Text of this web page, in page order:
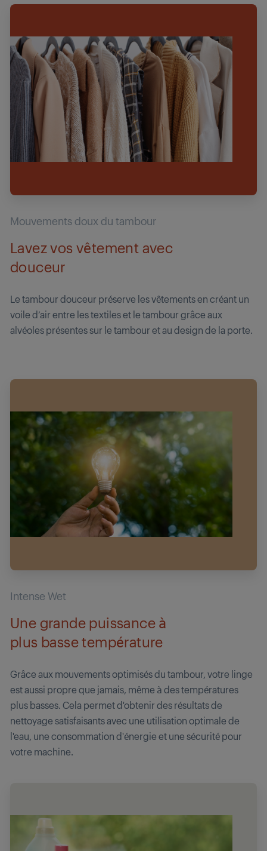
Mouvements doux du tambour
Lavez vos vêtement avec
douceur
Le tambour douceur préserve les vêtements en créant un
voile d’air entre les textiles et le tambour grâce aux
alvéoles présentes sur le tambour et au design de la porte.
Intense Wet
Une grande puissance à
plus basse température
Grâce aux mouvements optimisés du tambour, votre linge
est aussi propre que jamais, même à des températures
plus basses. Cela permet d'obtenir des résultats de
nettoyage satisfaisants avec une utilisation optimale de
l'eau, une consommation d'énergie et une sécurité pour
votre machine.